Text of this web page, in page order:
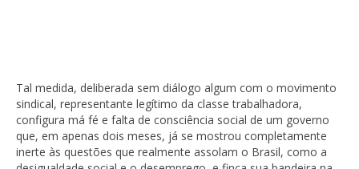
Tal medida, deliberada sem diálogo algum com o movimento
sindical, representante legítimo da classe trabalhadora,
configura má fé e falta de consciência social de um governo
que, em apenas dois meses, já se mostrou completamente
inerte às questões que realmente assolam o Brasil, como a